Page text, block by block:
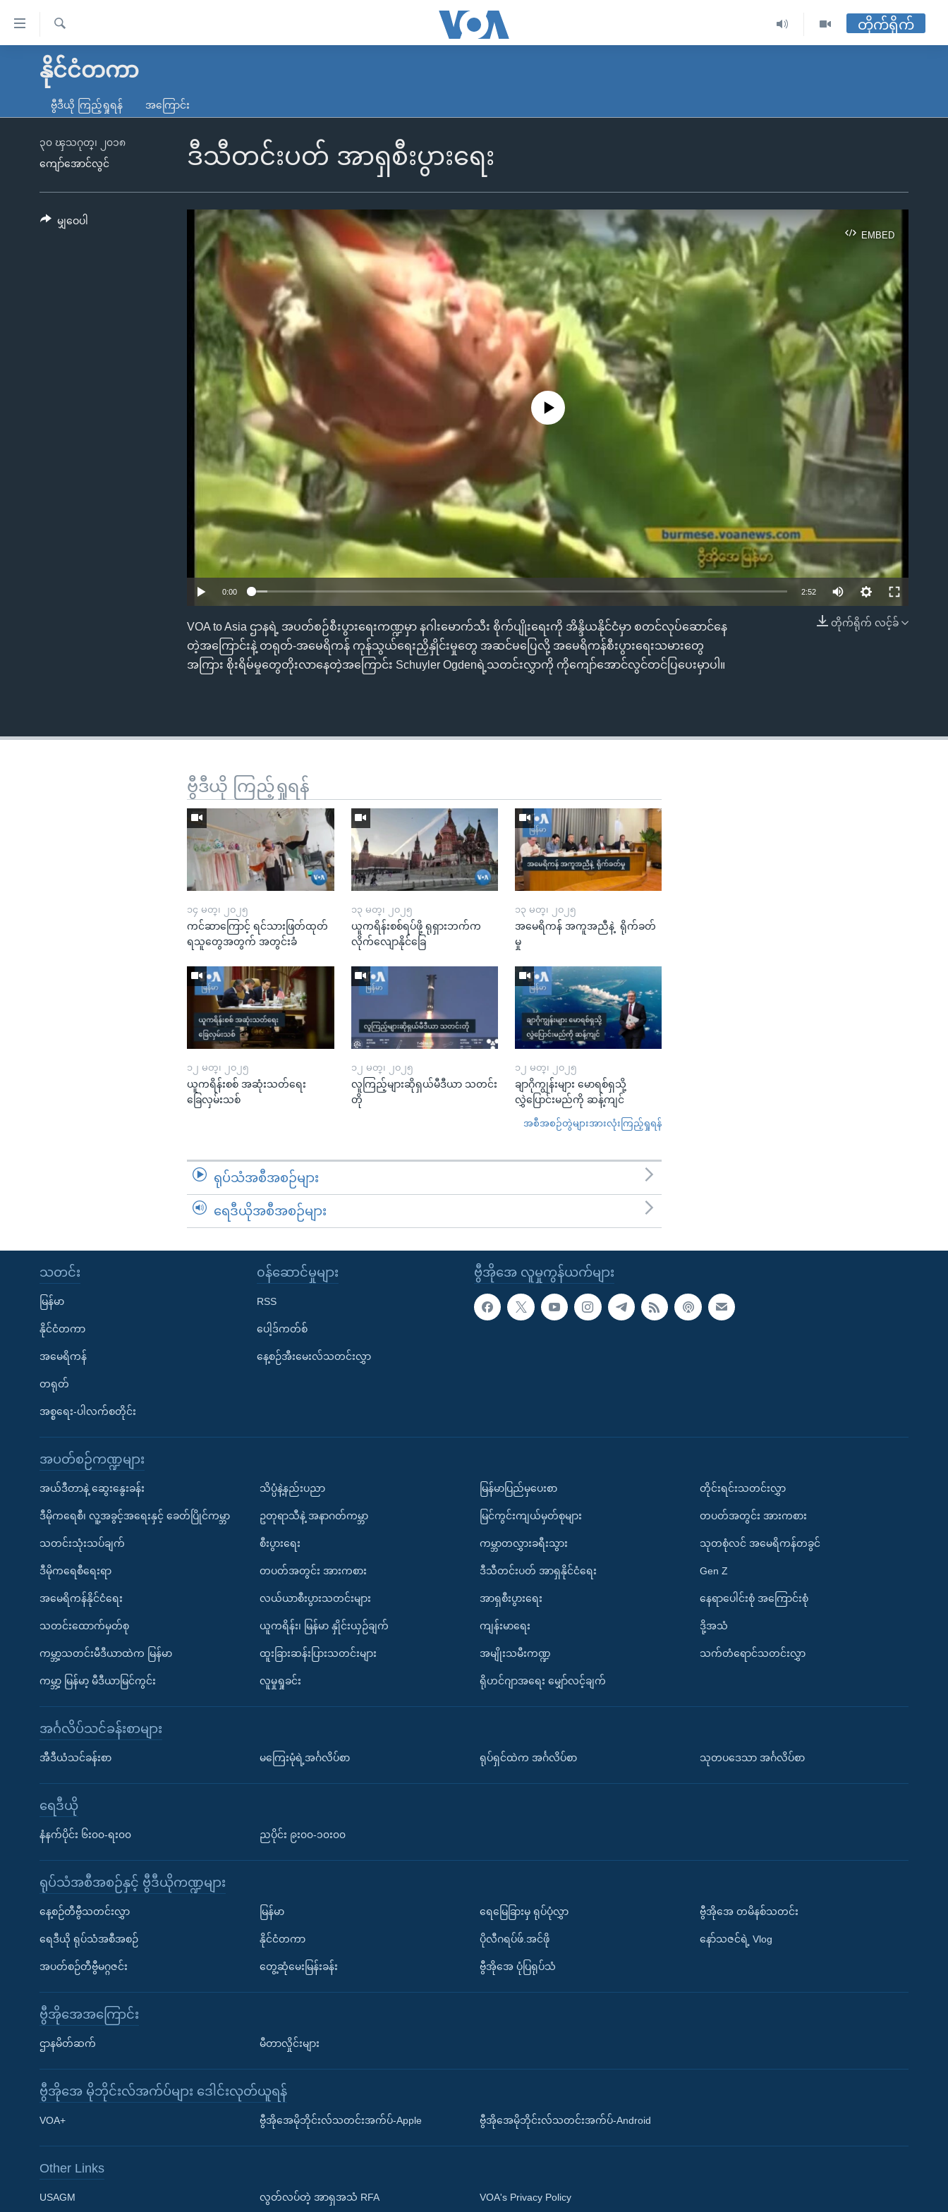
လွယ်ကူ
သည့်
မူလစာမျက်နှာ
ကမ္ဘာ့သတင်းများ
နိုင်ငံတကာ
အမေရိကန်
တရုတ်
အစ္စရေး-ပါလက်စတိုင်း
သတင်းလွတ်လပ်ခွင့်
ရပ်ဝန်းတခု လမ်းတခု အလွန်
အင်္ဂလိပ်စာလေ့လာမယ်
Learning English
ရှာဖွေ
ရ
လာ
တိုက်ရိုက်
နိုင်ငံတကာ
ဗွီဒီယို ကြည့်ရှုရန် အကြောင်း
ဒီသီတင်းပတ် အာရှစီးပွားရေး
၃၀ ၾသဂုတ္၊ ၂၀၁၈
ကျော်အောင်လွင်
EMBED
EMBED
No media source currently available
0:00 2:52
တိုက်ရိုက် လင့်ခ်
VOA to Asia ဌာနရဲ့ အပတ်စဉ်စီးပွားရေးကဏ္ဍမှာ နဂါးမောက်သီး စိုက်ပျိုးရေးကို အိန္ဒိယနိုင်ငံမှာ စတင်လုပ်ဆောင်နေ
တဲ့အကြောင်းနဲ့ တရုတ်-အမေရိကန် ကုန်သွယ်ရေးညှိနှိုင်းမှုတွေ အဆင်မပြေလို့ အမေရိကန်စီးပွားရေးသမားတွေ
အကြား စိုးရိမ်မှုတွေတိုးလာနေတဲ့အကြောင်း Schuyler Ogdenရဲ့သတင်းလွှာကို ကိုကျော်အောင်လွင်တင်ပြပေးမှာပါ။
မျှဝေပါ
ဗွီဒီယို ကြည့်ရှုရန်
၁၄ မတ္၊ ၂၀၂၅
ကင်ဆာကြောင့် ရင်သားဖြတ်ထုတ်
ရသူတွေအတွက် အတွင်းခံ
၁၃ မတ္၊ ၂၀၂၅
ယူကရိန်းစစ်ရပ်ဖို့ ရုရှားဘက်က
လိုက်လျောနိုင်ခြေ
၁၃ မတ္၊ ၂၀၂၅
အမေရိကန် အကူအညီနဲ့ ရိုက်ခတ်
မှု
၁၂ မတ္၊ ၂၀၂၅
ယူကရိန်းစစ် အဆုံးသတ်ရေး
ခြေလှမ်းသစ်
၁၂ မတ္၊ ၂၀၂၅
လူကြည့်များဆိုရှယ်မီဒီယာ သတင်း
တို
၁၂ မတ္၊ ၂၀၂၅
ချာဂိုကျွန်းများ မောရစ်ရှသို့
လွှဲပြောင်းမည်ကို ဆန့်ကျင်
အစီအစဉ်တွဲများအားလုံးကြည့်ရှုရန်
ရုပ်သံအစီအစဉ်များ
ရေဒီယိုအစီအစဉ်များ
ဗွီအိုအေ လူမှုကွန်ယက်များ
သတင်း
မြန်မာ
နိုင်ငံတကာ
အမေရိကန်
တရုတ်
အစ္စရေး-ပါလက်စတိုင်း
၀န်ဆောင်မှုများ
RSS
ပေါ့ဒ်ကတ်စ်
နေ့စဉ်အီးမေးလ်သတင်းလွှာ
အပတ်စဉ်ကဏ္ဍများ
အယ်ဒီတာနဲ့ ဆွေးနွေးခန်း
ဒီမိုကရေစီ၊ လူ့အခွင့်အရေးနှင့် ခေတ်ပြိုင်ကမ္ဘာ
သတင်းသုံးသပ်ချက်
ဒီမိုကရေစီရေးရာ
အမေရိကန်နိုင်ငံရေး
သတင်းထောက်မှတ်စု
ကမ္ဘာ့သတင်းမီဒီယာထဲက မြန်မာ
ကမ္ဘာ့ မြန်မာ့ မီဒီယာမြင်ကွင်း
သိပ္ပံနဲ့နည်းပညာ
ဥတုရာသီနဲ့ အနာဂတ်ကမ္ဘာ
စီးပွားရေး
တပတ်အတွင်း အားကစား
လယ်ယာစီးပွားသတင်းများ
ယူကရိန်း၊ မြန်မာ နှိုင်းယှဉ်ချက်
ထူးခြားဆန်းပြားသတင်းများ
လူမှုရှုခင်း
မြန်မာပြည်မှပေးစာ
မြင်ကွင်းကျယ်မှတ်စုများ
ကမ္ဘာတလွှားခရီးသွား
ဒီသီတင်းပတ် အာရှနိုင်ငံရေး
အာရှစီးပွားရေး
ကျန်းမာရေး
အမျိုးသမီးကဏ္ဍ
ရိုဟင်ဂျာအရေး မျှော်လင့်ချက်
တိုင်းရင်းသတင်းလွှာ
တပတ်အတွင်း အားကစား
သုတစုံလင် အမေရိကန်တခွင်
Gen Z
နေရာပေါင်းစုံ အကြောင်းစုံ
ဒို့အသံ
သက်တံရောင်သတင်းလွှာ
အင်္ဂလိပ်သင်ခန်းစာများ
အီဒီယံသင်ခန်းစာ မကြေးမုံရဲ့အင်္ဂလိပ်စာ ရုပ်ရှင်ထဲက အင်္ဂလိပ်စာ သုတပဒေသာ အင်္ဂလိပ်စာ
ရေဒီယို
နံနက်ပိုင်း ၆း၀၀-ရး၀၀ ညပိုင်း ၉း၀၀-၁၀း၀၀
ရုပ်သံအစီအစဉ်နှင့် ဗွီဒီယိုကဏ္ဍများ
နေ့စဉ်တီဗွီသတင်းလွှာ
ရေဒီယို ရုပ်သံအစီအစဉ်
အပတ်စဉ်တီဗွီမဂ္ဂဇင်း
မြန်မာ
နိုင်ငံတကာ
တွေ့ဆုံမေးမြန်းခန်း
ရေမြေခြားမှ ရုပ်ပုံလွှာ
ပိုလီဂရပ်ဖ်.အင်ဖို
ဗွီအိုအေ ပုံပြရုပ်သံ
ဗွီအိုအေ တမိနစ်သတင်း
နော်သဇင်ရဲ့ Vlog
ဗွီအိုအေအကြောင်း
ဌာနမိတ်ဆက် မီတာလှိုင်းများ
ဗွီအိုအေ မိုဘိုင်းလ်အက်ပ်များ ဒေါင်းလုတ်ယူရန်
VOA+ ဗွီအိုအေမိုဘိုင်းလ်သတင်းအက်ပ်-Apple ဗွီအိုအေမိုဘိုင်းလ်သတင်းအက်ပ်-Android
Other Links
USAGM လွတ်လပ်တဲ့ အာရှအသံ RFA VOA's Privacy Policy